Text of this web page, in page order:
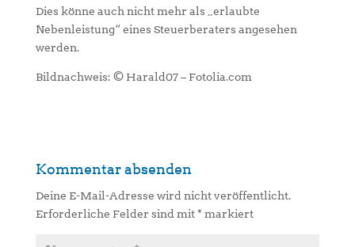
Dies könne auch nicht mehr als „erlaubte
Nebenleistung“ eines Steuerberaters angesehen
werden.
Bildnachweis: © Harald07 – Fotolia.com
Kommentar absenden
Deine E-Mail-Adresse wird nicht veröffentlicht.
Erforderliche Felder sind mit* markiert